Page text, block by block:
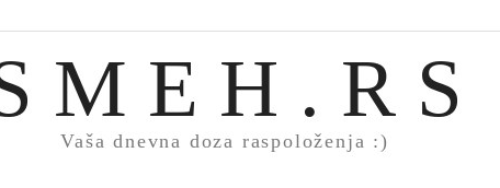
M E H . R S
Vaša dnevna doza raspoloženja :)